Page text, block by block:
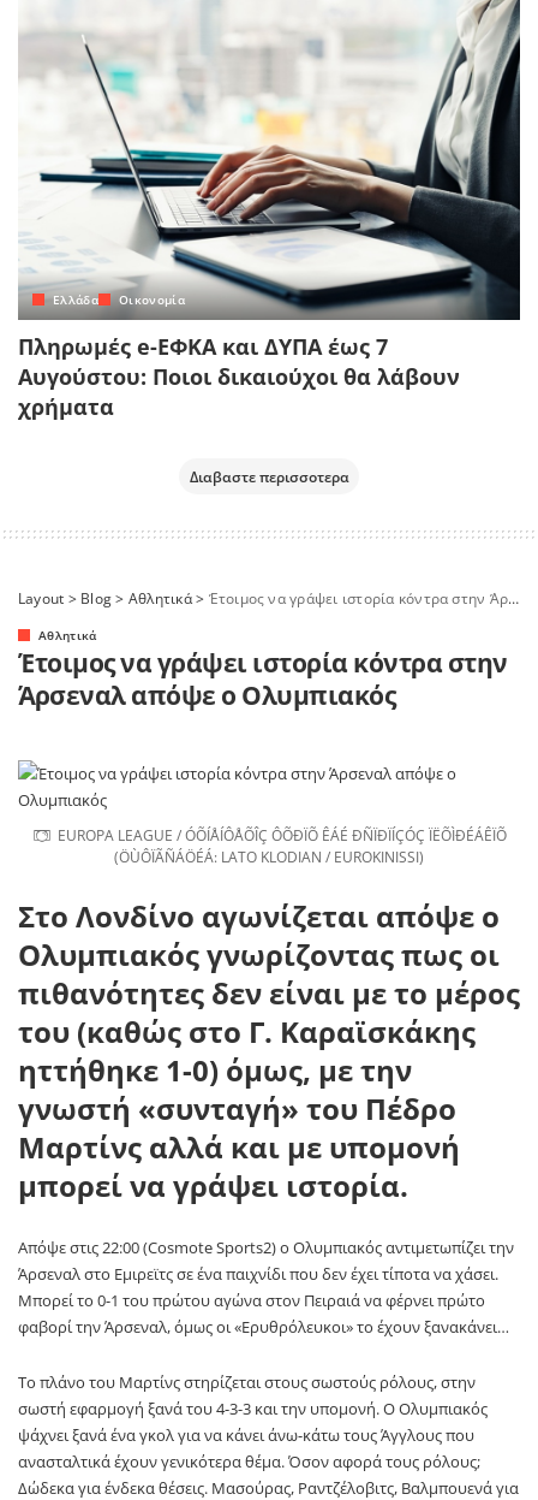
Ελλάδα Οικονομία
Πληρωμές e-ΕΦΚΑ και ΔΥΠΑ έως 7
Αυγούστου: Ποιοι δικαιούχοι θα λάβουν
χρήματα
Διαβαστε περισσοτερα
Layout > Blog> Αθλητικά> Έτοιμος να γράψει ιστορία κόντρα στην Άρσεναλ απόψε ο Ολυμπιακός
Αθλητικά
Έτοιμος να γράψει ιστορία κόντρα στην
Άρσεναλ απόψε ο Ολυμπιακός
EUROPA LEAGUE / ÓÕÍÅÍÔÅÕÎÇ ÔÕÐÏÕ ÊÁÉ ÐÑÏÐÏÍÇÓÇ ÏËÕÌÐÉÁÊÏÕ
(ÖÙÔÏÃÑÁÖÉÁ: LATO KLODIAN / EUROKINISSI)
Στο Λονδίνο αγωνίζεται απόψε ο
Ολυμπιακός γνωρίζοντας πως οι
πιθανότητες δεν είναι με το μέρος
του (καθώς στο Γ. Καραϊσκάκης
ηττήθηκε 1-0) όμως, με την
γνωστή «συνταγή» του Πέδρο
Μαρτίνς αλλά και με υπομονή
μπορεί να γράψει ιστορία.
Απόψε στις 22:00 (Cosmote Sports2) ο Ολυμπιακός αντιμετωπίζει την
Άρσεναλ στο Εμιρεϊτς σε ένα παιχνίδι που δεν έχει τίποτα να χάσει.
Μπορεί το 0-1 του πρώτου αγώνα στον Πειραιά να φέρνει πρώτο
φαβορί την Άρσεναλ, όμως οι «Ερυθρόλευκοι» το έχουν ξανακάνει…
Το πλάνο του Μαρτίνς στηρίζεται στους σωστούς ρόλους, στην
σωστή εφαρμογή ξανά του 4-3-3 και την υπομονή. Ο Ολυμπιακός
ψάχνει ξανά ένα γκολ για να κάνει άνω-κάτω τους Άγγλους που
ανασταλτικά έχουν γενικότερα θέμα. Όσον αφορά τους ρόλους;
Δώδεκα για ένδεκα θέσεις. Μασούρας, Ραντζέλοβιτς, Βαλμπουενά για